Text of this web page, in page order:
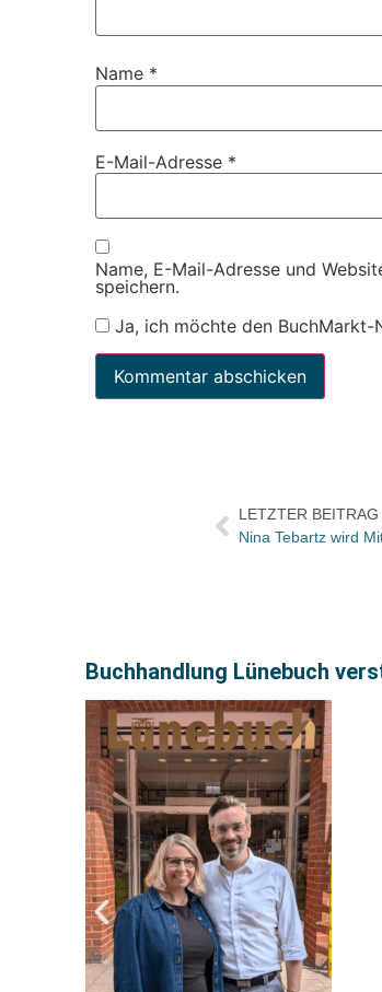
Name *
E-Mail-Adresse *
Name, E-Mail-Adresse und
speichern.
Ja, ich möchte den BuchMarkt-
LETZTER BEITRAG
Nina Tebartz wird
Buchhandlung Lünebuch